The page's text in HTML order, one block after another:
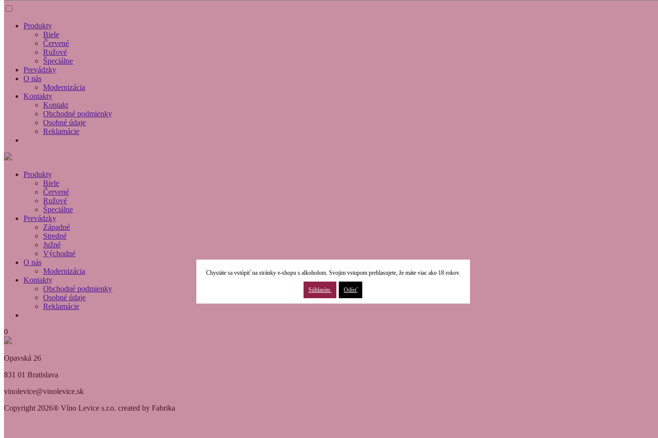
Produkty
Biele
Červené
Ružové
Špeciálne
Prevádzky
O nás
Modernizácia
Kontakty
Kontakt
Obchodné podmienky
Osobné údaje
Reklamácie
Produkty
Biele
Červené
Ružové
Špeciálne
Prevádzky
Západné
Stredné
Južné
Východné
O nás
Modernizácia
Kontakty
Obchodné podmienky
Osobné údaje
Reklamácie
0
Opavská 26
831 01 Bratislava
vinolevice@vinolevice.sk
Copyright 2026® Víno Levice s.r.o. created by Fabrika
Chystáte sa vstúpiť na stránky e-shopu s alkoholom. Svojim vstupom prehlasujete, že máte viac ako 18 rokov.
Súhlasím Odísť